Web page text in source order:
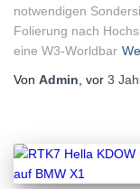
notwendigen
Folierung nach
eine W3-Worldbar
Von Admin , vor 3